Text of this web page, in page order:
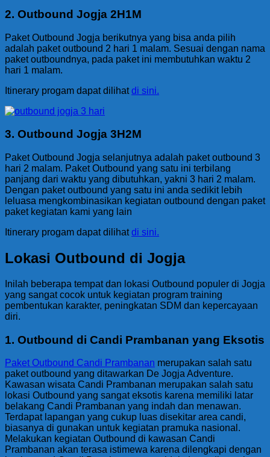
2. Outbound Jogja 2H1M
Paket Outbound Jogja berikutnya yang bisa anda pilih
adalah paket outbound 2 hari 1 malam. Sesuai dengan nama
paket outboundnya, pada paket ini membutuhkan waktu 2
hari 1 malam.
Itinerary progam dapat dilihatdi sini.
3. Outbound Jogja 3H2M
Paket Outbound Jogja selanjutnya adalah paket outbound 3
hari 2 malam. Paket Outbound yang satu ini terbilang
panjang dari waktu yang dibutuhkan, yakni 3 hari 2 malam.
Dengan paket outbound yang satu ini anda sedikit lebih
leluasa mengkombinasikan kegiatan outbound dengan paket
paket kegiatan kami yang lain
Itinerary progam dapat dilihatdi sini.
Lokasi Outbound di Jogja
Inilah beberapa tempat dan lokasi Outbound populer di Jogja
yang sangat cocok untuk kegiatan program training
pembentukan karakter, peningkatan SDM dan kepercayaan
diri.
1. Outbound di Candi Prambanan yang Eksotis
Paket Outbound Candi Prambanan merupakan salah satu
paket outbound yang ditawarkan De Jogja Adventure.
Kawasan wisata Candi Prambanan merupakan salah satu
lokasi Outbound yang sangat eksotis karena memiliki latar
belakang Candi Prambanan yang indah dan menawan.
Terdapat lapangan yang cukup luas disekitar area candi,
biasanya di gunakan untuk kegiatan pramuka nasional.
Melakukan kegiatan Outbound di kawasan Candi
Prambanan akan terasa istimewa karena dilengkapi dengan